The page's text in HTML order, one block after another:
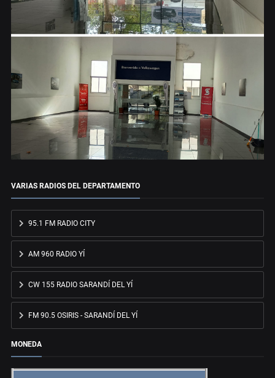
VARIAS RADIOS DEL DEPARTAMENTO
95.1 FM RADIO CITY
AM 960 RADIO YÍ
CW 155 RADIO SARANDÍ DEL YÍ
FM 90.5 OSIRIS - SARANDÍ DEL YÍ
MONEDA